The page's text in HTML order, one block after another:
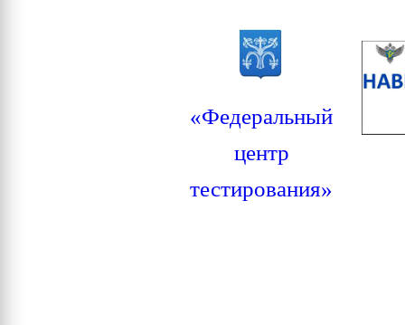
«Федеральный
центр
тестирования»